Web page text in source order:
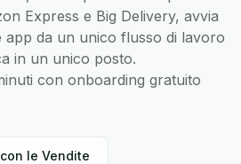
Express e Big Delivery, avvia
app da un unico flusso di lavoro
in un unico posto.
con onboarding gratuito
le Vendite